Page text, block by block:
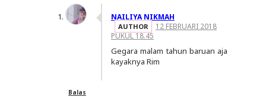
NAILIYA NIKMAH
12 FEBRUARI 2018
PUKUL 18.45
Gegara malam tahun baruan aja
kayaknya Rim
Balas